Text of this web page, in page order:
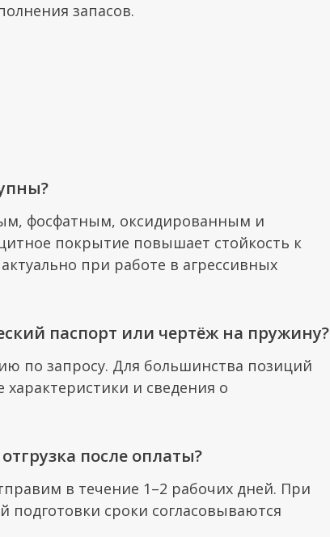
запасов.
фосфатным, оксидированным и
покрытие повышает стойкость к
при работе в агрессивных
паспорт или чертёж на пружину?
по запросу. Для большинства позиций
и сведения о
после оплаты?
в течение 1–2 рабочих дней. При
подготовки сроки согласовываются